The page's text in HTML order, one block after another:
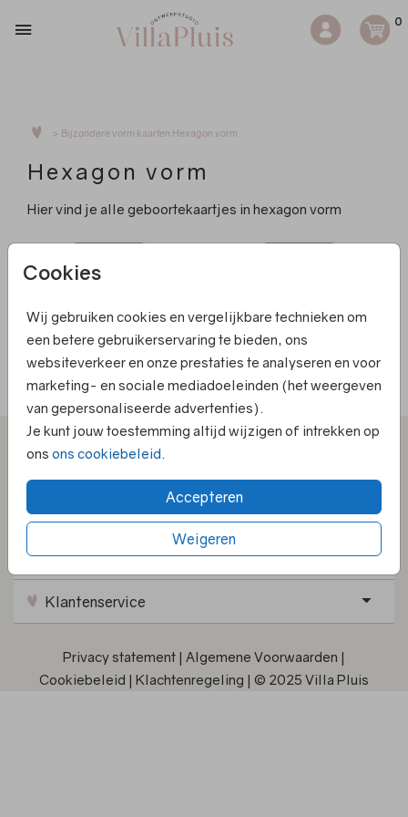
0
Cookies
Wij gebruiken cookies en vergelijkbare technieken om
een betere gebruikerservaring te bieden, ons
websiteverkeer en onze prestaties te analyseren en voor
marketing- en sociale mediadoeleinden (het weergeven
van gepersonaliseerde advertenties).
Je kunt jouw toestemming altijd wijzigen of intrekken op
ons ons cookiebeleid
Accepteren
Weigeren
> Bijzondere vorm kaarten Hexagon vorm
Hexagon vorm
Hier vind je alle geboortekaartjes in hexagon vorm
FOLIE
Kaarten
Informatie
Klantenservice
Privacy statement | Algemene Voorwaarden |
Cookiebeleid | Klachtenregeling | © 2025 Villa Pluis